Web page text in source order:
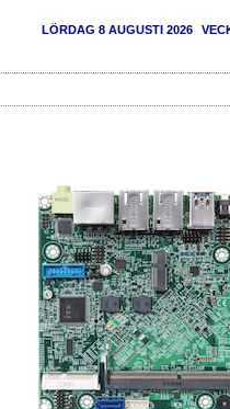
LÖRDAG 8 AUGUSTI 2026